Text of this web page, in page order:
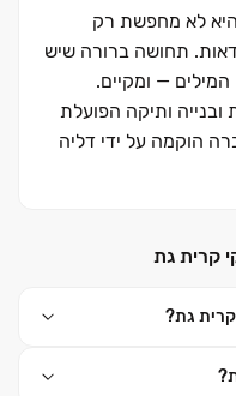
לא מחפשת רק
תחושה ברורה שיש
— ומקיים.
ובנייה ותיקה הפועלת
החברה הוקמה על ידי דליה
משמש כבעלים וכיו״ר.
ולהקים מרחבים שאפשר
מעל 3,000 יחידות דיור שאנו מקדמים
קרית גת
קרית גת?